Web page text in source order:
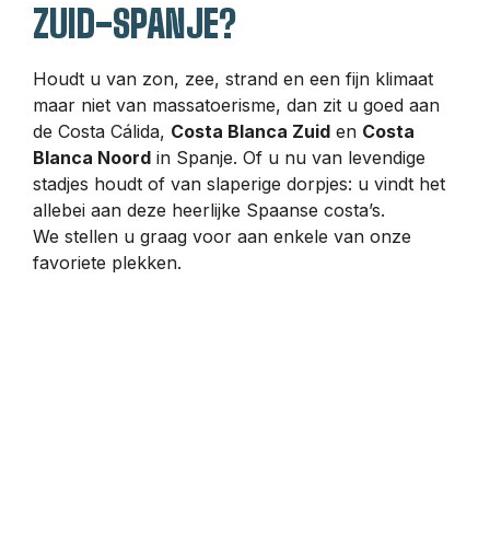
ZUID-SPANJE?
Houdt u van zon, zee, strand en een fijn klimaat
maar niet van massatoerisme, dan zit u goed aan
de Costa Cálida, Costa Blanca Zuid en Costa
Blanca Noord in Spanje. Of u nu van levendige
stadjes houdt of van slaperige dorpjes: u vindt het
allebei aan deze heerlijke Spaanse costa’s.
We stellen u graag voor aan enkele van onze
favoriete plekken.